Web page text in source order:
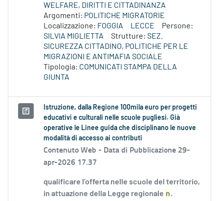
WELFARE, DIRITTI E CITTADINANZA
Argomenti: POLITICHE MIGRATORIE
Localizzazione: FOGGIA LECCE
Persone:
SILVIA MIGLIETTA
Strutture: SEZ.
SICUREZZA CITTADINO, POLITICHE PER LE
MIGRAZIONI E ANTIMAFIA SOCIALE
Tipologia: COMUNICATI STAMPA DELLA
GIUNTA
Istruzione, dalla Regione 100mila euro per progetti
educativi e culturali nelle scuole pugliesi. Già
operative le Linee guida che disciplinano le nuove
modalità di accesso ai contributi
Contenuto Web - Data di Pubblicazione 29-
apr-2026 17.37
qualificare l’offerta nelle scuole del territorio,
in attuazione della Legge regionale n.